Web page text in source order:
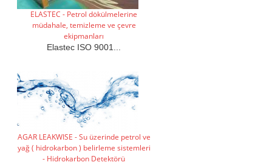
ELASTEC - Petrol dökülmelerine
müdahale, temizleme ve çevre
ekipmanları
Elastec ISO 9001...
AGAR LEAKWISE - Su üzerinde petrol ve
yağ ( hidrokarbon ) belirleme sistemleri
- Hidrokarbon Detektörü